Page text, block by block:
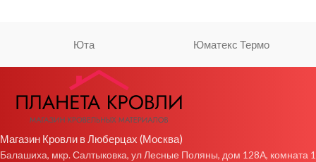
Юта Юматекс Термо
Магазин Кровли в Люберцах (Москва)
Балашиха, мкр. Салтыковка, ул Лесные Поляны, дом 128А, комната 1